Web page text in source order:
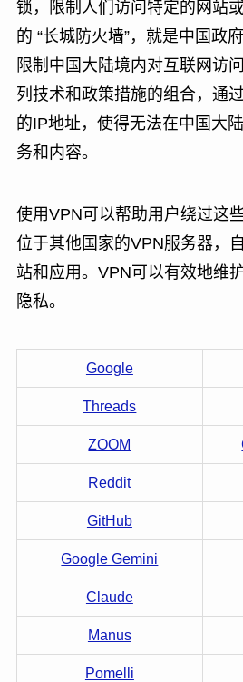
锁，限制人们访问特定的网站
的 “长城防火墙”，就是中国政
限制中国大陆境内对互联网访
列技术和政策措施的组合，通
的IP地址，使得无法在中国大
务和内容。
使用VPN可以帮助用户绕过这
位于其他国家的VPN服务器，
站和应用。VPN可以有效地维
隐私。
Google
Threads
ZOOM
Reddit
GitHub
Google Gemini
Claude
Manus
Pomelli